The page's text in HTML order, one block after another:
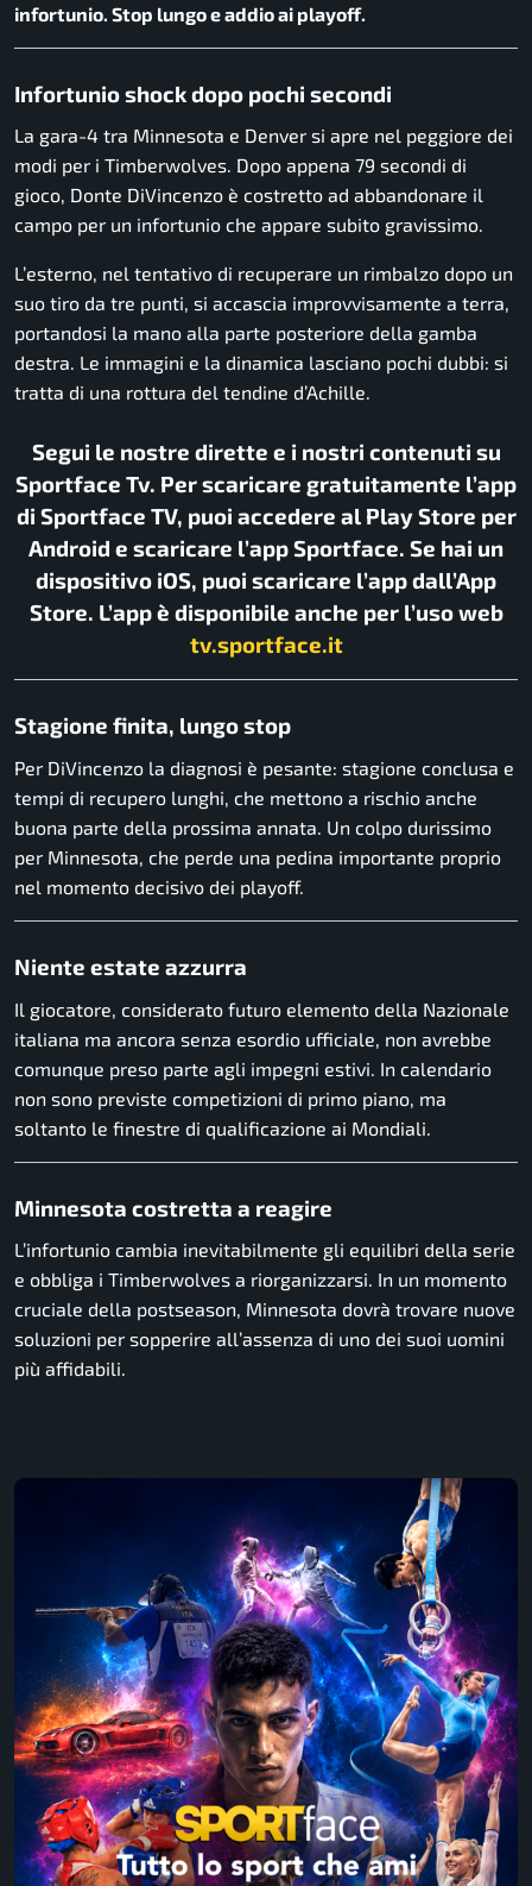
infortunio. Stop lungo e addio ai playoff.
Infortunio shock dopo pochi secondi
La gara-4 tra Minnesota e Denver si apre nel peggiore dei
modi per i Timberwolves. Dopo appena 79 secondi di
gioco, Donte DiVincenzo è costretto ad abbandonare il
campo per un infortunio che appare subito gravissimo.
L’esterno, nel tentativo di recuperare un rimbalzo dopo un
suo tiro da tre punti, si accascia improvvisamente a terra,
portandosi la mano alla parte posteriore della gamba
destra. Le immagini e la dinamica lasciano pochi dubbi: si
tratta di una rottura del tendine d’Achille.
Segui le nostre dirette e i nostri contenuti su
Sportface Tv. Per scaricare gratuitamente l’app
di Sportface TV, puoi accedere al Play Store per
Android e scaricare l’app Sportface. Se hai un
dispositivo iOS, puoi scaricare l’app dall’App
Store. L’app è disponibile anche per l’uso web
tv.sportface.it
Stagione finita, lungo stop
Per DiVincenzo la diagnosi è pesante: stagione conclusa e
tempi di recupero lunghi, che mettono a rischio anche
buona parte della prossima annata. Un colpo durissimo
per Minnesota, che perde una pedina importante proprio
nel momento decisivo dei playoff.
Niente estate azzurra
Il giocatore, considerato futuro elemento della Nazionale
italiana ma ancora senza esordio ufficiale, non avrebbe
comunque preso parte agli impegni estivi. In calendario
non sono previste competizioni di primo piano, ma
soltanto le finestre di qualificazione ai Mondiali.
Minnesota costretta a reagire
L’infortunio cambia inevitabilmente gli equilibri della serie
e obbliga i Timberwolves a riorganizzarsi. In un momento
cruciale della postseason, Minnesota dovrà trovare nuove
soluzioni per sopperire all’assenza di uno dei suoi uomini
più affidabili.